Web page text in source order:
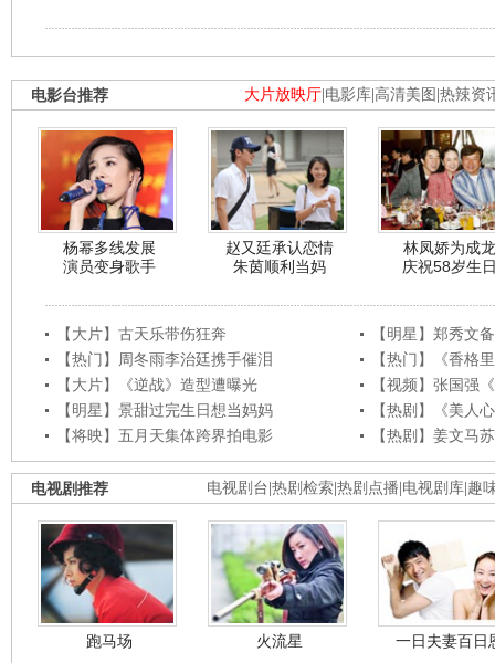
大片放映厅 电影库 高清美图 热辣资
电影台推荐
杨幂多线发展
演员变身歌手
赵又廷承认恋情
朱茵顺利当妈
林凤娇为成龙
庆祝58岁生
【大片】古天乐带伤狂奔
【明星】郑秀文
【热门】周冬雨李治廷携手催泪
【热门】《香格
【大片】《逆战》造型遭曝光
【视频】张国强
【明星】景甜过完生日想当妈妈
【热剧】《美人
【将映】五月天集体跨界拍电影
【热剧】姜文马
电视剧台 热剧检索 热剧点播 电视剧库 趣
电视剧推荐
跑马场 火流星 一日夫妻百日